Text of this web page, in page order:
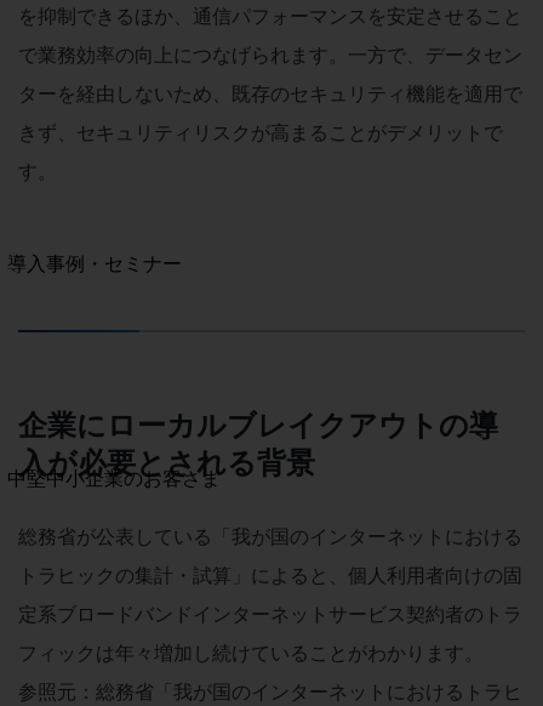
運用保守・故障紛失サポート
お手続き
導入事例・セミナー
最新の導入事例や注目の導入事例をご紹介します
別ウィンドウで開きます
中堅中小企業のお客さま
ビジネスお役立ち情報
旬な話題やお役立ち資料などDXの課題を
新着記事
お役立ち資料ダウンロード
トレンド記事特集
IT用語集
を抑制できるほか、通信パフォーマンスを安定させること
で業務効率の向上につなげられます。一方で、データセン
ターを経由しないため、既存のセキュリティ機能を適用で
きず、セキュリティリスクが高まることがデメリットで
す。
企業にローカルブレイクアウトの導
入が必要とされる背景
総務省が公表している「我が国のインターネットにおける
トラヒックの集計・試算」によると、個人利用者向けの固
定系ブロードバンドインターネットサービス契約者のトラ
フィックは年々増加し続けていることがわかります。
参照元：総務省「我が国のインターネットにおけるトラヒ